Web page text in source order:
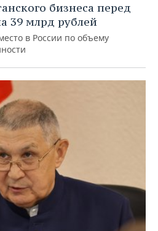
бизнеса перед
39 млрд рублей
в России по объему